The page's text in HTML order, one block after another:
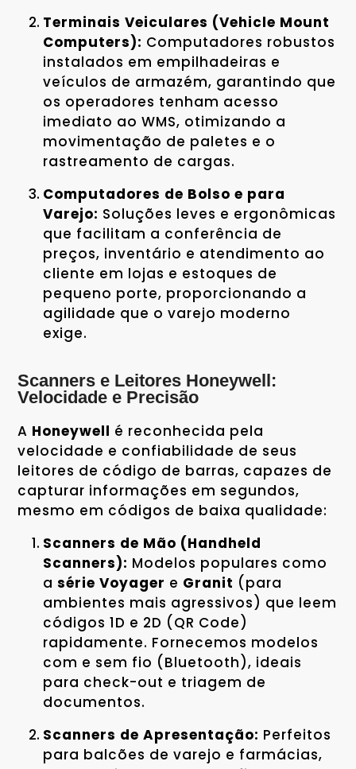
Terminais Veiculares (Vehicle Mount
Computers): Computadores robustos
instalados em empilhadeiras e
veículos de armazém, garantindo que
os operadores tenham acesso
imediato ao WMS, otimizando a
movimentação de paletes e o
rastreamento de cargas.
Computadores de Bolso e para
Varejo: Soluções leves e ergonômicas
que facilitam a conferência de
preços, inventário e atendimento ao
cliente em lojas e estoques de
pequeno porte, proporcionando a
agilidade que o varejo moderno
exige.
Scanners e Leitores Honeywell:
Velocidade e Precisão
A Honeywell é reconhecida pela
velocidade e confiabilidade de seus
leitores de código de barras, capazes de
capturar informações em segundos,
mesmo em códigos de baixa qualidade:
Scanners de Mão (Handheld
Scanners): Modelos populares como
a série Voyager e Granit (para
ambientes mais agressivos) que leem
códigos 1D e 2D (QR Code)
rapidamente. Fornecemos modelos
com e sem fio (Bluetooth), ideais
para check-out e triagem de
documentos.
Scanners de Apresentação: Perfeitos
para balcões de varejo e farmácias,